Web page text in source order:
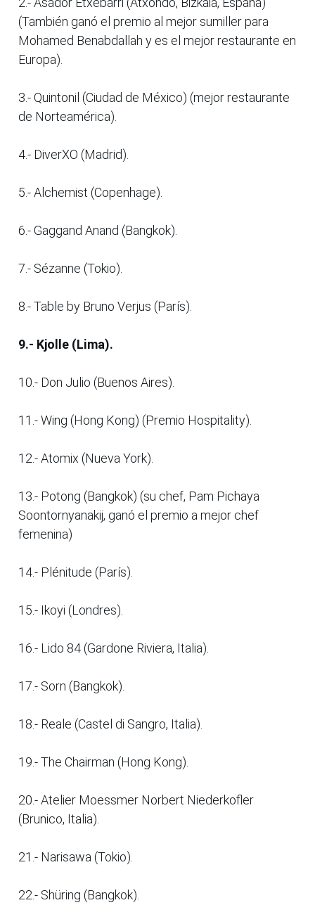
(También ganó el premio al mejor sumiller para
Mohamed Benabdallah y es el mejor restaurante en
Europa).
3.- Quintonil (Ciudad de México) (mejor restaurante
de Norteamérica).
4.- DiverXO (Madrid).
5.- Alchemist (Copenhage).
6.- Gaggand Anand (Bangkok).
7.- Sézanne (Tokio).
8.- Table by Bruno Verjus (París).
9.- Kjolle (Lima).
10.- Don Julio (Buenos Aires).
11.- Wing (Hong Kong) (Premio Hospitality).
12.- Atomix (Nueva York).
13.- Potong (Bangkok) (su chef, Pam Pichaya
Soontornyanakij, ganó el premio a mejor chef
femenina)
14.- Plénitude (París).
15.- Ikoyi (Londres).
16.- Lido 84 (Gardone Riviera, Italia).
17.- Sorn (Bangkok).
18.- Reale (Castel di Sangro, Italia).
19.- The Chairman (Hong Kong).
20.- Atelier Moessmer Norbert Niederkofler
(Brunico, Italia).
21.- Narisawa (Tokio).
22.- Shüring (Bangkok).